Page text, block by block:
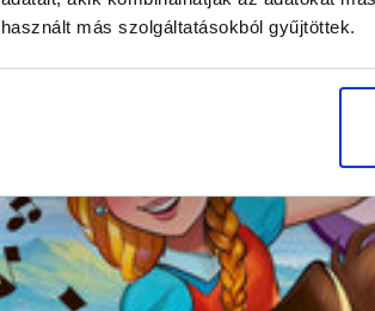
használt más szolgáltatásokból gyűjtöttek.